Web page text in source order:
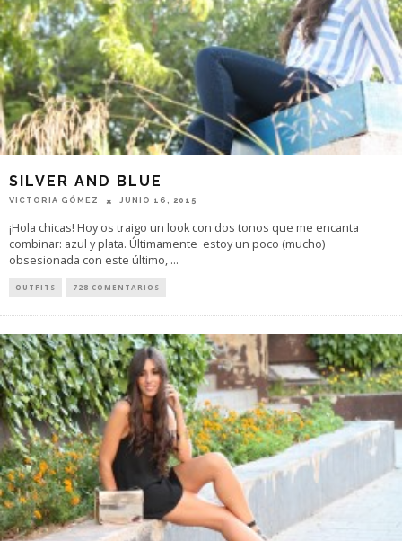
SILVER AND BLUE
VICTORIA GÓMEZ JUNIO 16, 2015
¡Hola chicas! Hoy os traigo un look con dos tonos que me encanta
combinar: azul y plata. Últimamente estoy un poco (mucho)
obsesionada con este último, ...
OUTFITS 728 COMENTARIOS